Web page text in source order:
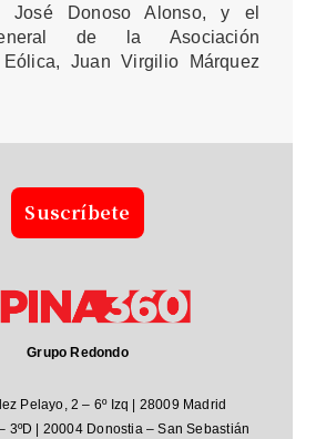
José Donoso Alonso, y el
de la Asociación
Eólica, Juan Virgilio Márquez
Suscríbete
Grupo Redondo
Pelayo, 2 – 6º Izq | 28009 Madrid
3ºD | 20004 Donostia – San Sebastián